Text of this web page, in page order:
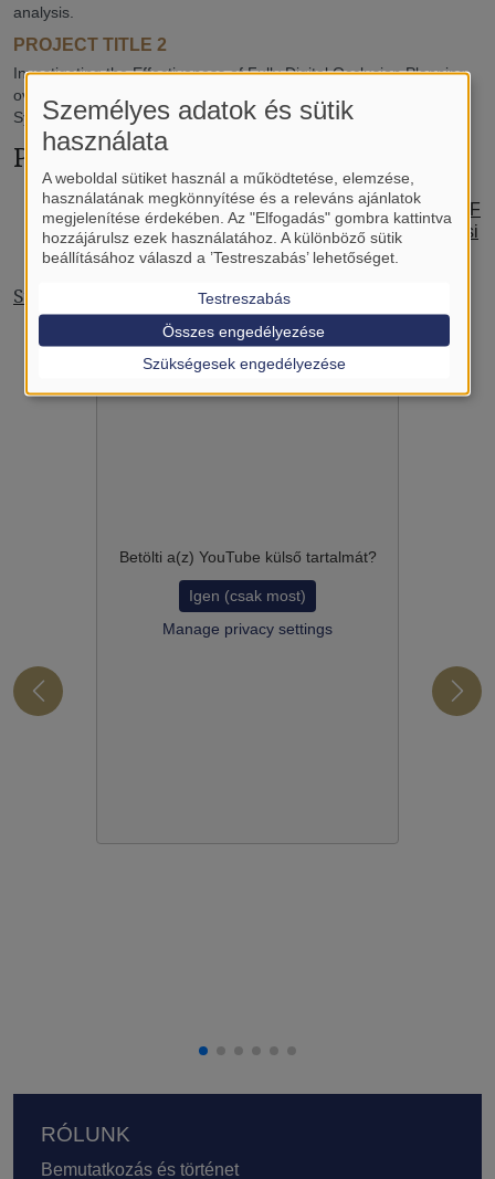
analysis.
PROJECT TITLE 2
Investigating the Effectiveness of Fully Digital Occlusion Planning
over Physical Dental Model Approach in Orthognathic Surgery:
Systematic Review and Meta-analysis
Publications
Splintless approach improves surgical accuracy in Le F
ort I osteotomies: a systematic review and meta-analysi
s-IF:3.100,Quality:Q1,Journal:Front Oral Health
Student of the month, April 2025
Betölti a(z) YouTube külső tartalmát?
Igen (csak most)
Manage privacy settings
Lábléc
RÓLUNK
Bemutatkozás és történet
Személyes adatok és sütik
használata
A weboldal sütiket használ a működtetése, elemzése,
használatának megkönnyítése és a releváns ajánlatok
megjelenítése érdekében. Az "Elfogadás" gombra kattintva
hozzájárulsz ezek használatához. A különböző sütik
beállításához válaszd a ’Testreszabás’ lehetőséget.
Testreszabás
Szükségesek engedélyezése
Összes engedélyezése